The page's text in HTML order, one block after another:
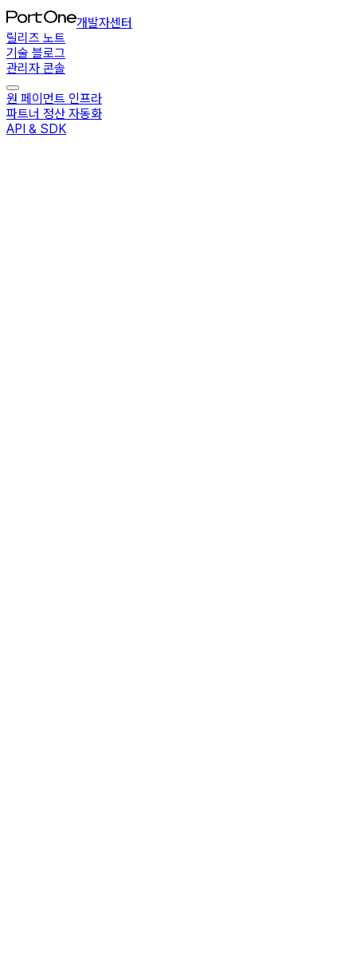
개발자센터
릴리즈 노트
기술 블로그
관리자 콘솔
원 페이먼트 인프라
파트너 정산 자동화
API & SDK